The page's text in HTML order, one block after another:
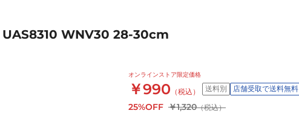
UAS8310 WNV30 28-30cm
オンラインストア限定価格
￥990 （税込） 送料別 店舗受取で送料無料
25%OFF ￥1,320（税込）